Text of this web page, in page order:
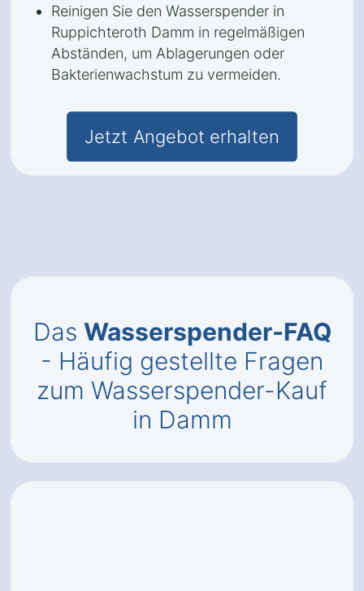
Reinigen Sie den Wasserspender in
Ruppichteroth Damm in regelmäßigen
Abständen, um Ablagerungen oder
Bakterienwachstum zu vermeiden.
Jetzt Angebot erhalten
Das Wasserspender-FAQ
- Häufig gestellte Fragen
zum Wasserspender-Kauf
in Damm